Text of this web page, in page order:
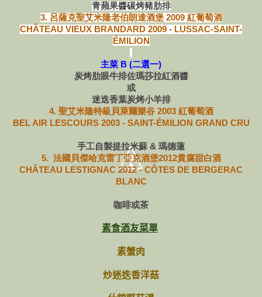
青蘋果醬碳烤豬肋排
3. 呂薩克聖艾米隆老伯朗達酒堡 2009 紅葡萄酒
CHÂTEAU VIEUX BRANDARD 2009 - LUSSAC-SAINT-
ÉMILION
主菜 B (二選一)
炭烤肋眼牛排佐瑪莎拉紅酒醬
或
迷迭香葉炭烤小羊排
4. 聖艾米隆特級貝萊爾樂谷 2003 紅葡萄酒
BEL AIR LESCOURS 2003 - SAINT-ÉMILION GRAND CRU
手工自製提拉米蘇 & 瑪德蓮
5. 法國貝傑哈克雷丁亞克酒堡2012貴腐甜白酒
CHÂTEAU LESTIGNAC 2012 - CÔTES DE BERGERAC
BLANC
咖啡或茶
素食酒友菜單
素蟹肉
炒迷迭香洋菇